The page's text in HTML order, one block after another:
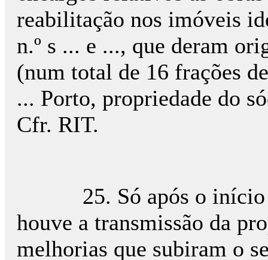
reabilitação nos imóveis
n.º s ... e ..., que deram
(num total de 16 frações
... Porto, propriedade do
Cfr. RIT.
25. Só após o início
houve a transmissão da
melhorias que subiram o